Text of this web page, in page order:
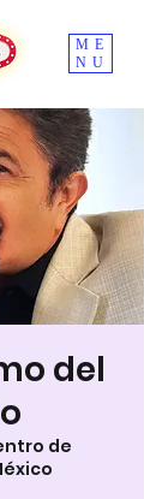
ME
NU
del
de